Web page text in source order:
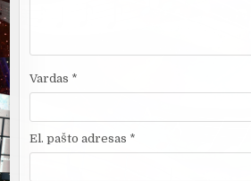
Vardas *
El. pašto adresas *